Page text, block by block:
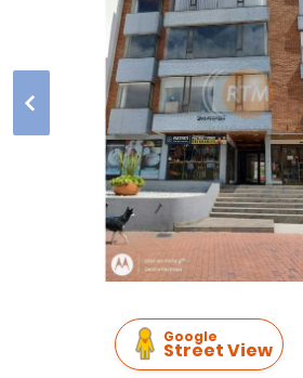
Google
Street View